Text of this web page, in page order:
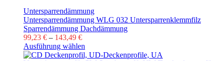
Untersparrendämmung
Untersparrendämmung WLG 032 Untersparrenklemmfilz
Sparrendämmung Dachdämmung
99,23 € – 143,49 €
Ausführung wählen